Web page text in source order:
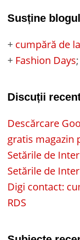
Susține blogul
+ cumpără de
+ Fashion Days;
Discuții
Descărcare
gratis magazin
Setările de
Setările de
Digi contact:
RDS